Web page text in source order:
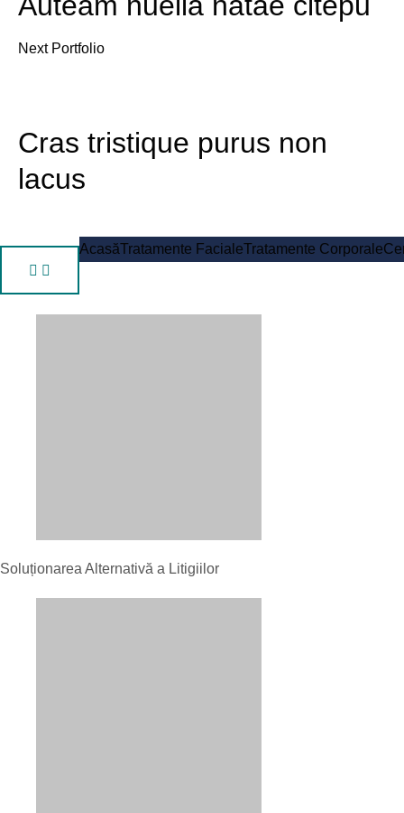
Next Portfolio
Cras tristique purus non
lacus
AcasăTratamente FacialeTratamente Corporale
Soluționarea Alternativă a Litigiilor